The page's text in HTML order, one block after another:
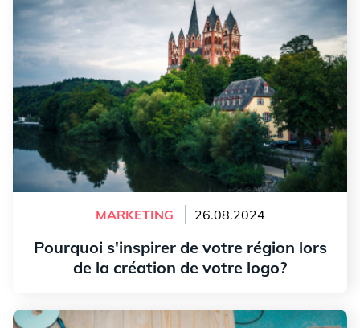
MARKETING 26.08.2024
Pourquoi s'inspirer de votre région lors
de la création de votre logo?
Avez-vous vraiment besoin d'un logo pour avoir du